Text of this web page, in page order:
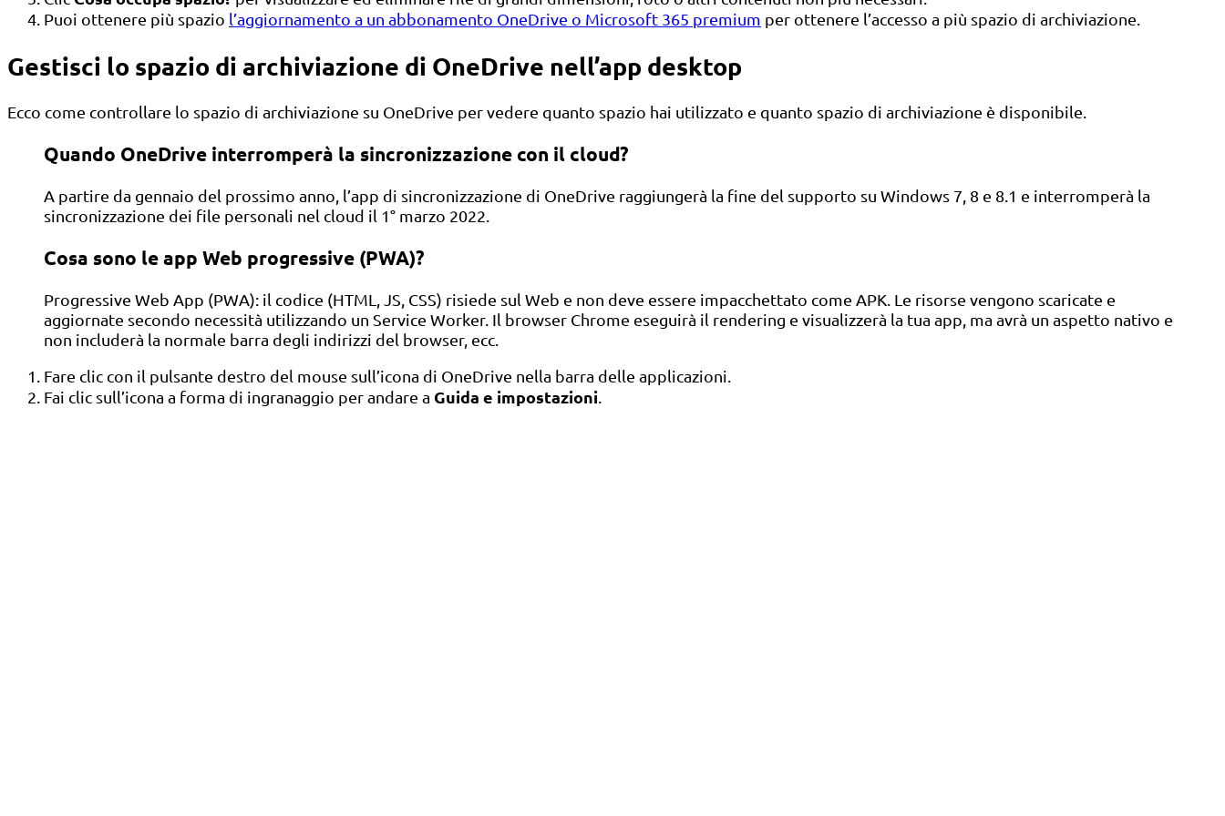
Puoi ottenere più spazio l’aggiornamento a un abbonamento OneDrive o Microsoft 365 premium per ottenere l’accesso a più spazio di archiviazione.
Gestisci lo spazio di archiviazione di OneDrive nell’app desktop
Ecco come controllare lo spazio di archiviazione su OneDrive per vedere quanto spazio hai utilizzato e quanto spazio di archiviazione è disponibile.
Quando OneDrive interromperà la sincronizzazione con il cloud?
A partire da gennaio del prossimo anno, l’app di sincronizzazione di OneDrive raggiungerà la fine del supporto su Windows 7, 8 e 8.1 e interromperà la
sincronizzazione dei file personali nel cloud il 1° marzo 2022.
Cosa sono le app Web progressive (PWA)?
Progressive Web App (PWA): il codice (HTML, JS, CSS) risiede sul Web e non deve essere impacchettato come APK. Le risorse vengono scaricate e
aggiornate secondo necessità utilizzando un Service Worker. Il browser Chrome eseguirà il rendering e visualizzerà la tua app, ma avrà un aspetto nativo e
non includerà la normale barra degli indirizzi del browser, ecc.
Fare clic con il pulsante destro del mouse sull’icona di OneDrive nella barra delle applicazioni.
Fai clic sull’icona a forma di ingranaggio per andare a Guida e impostazioni.